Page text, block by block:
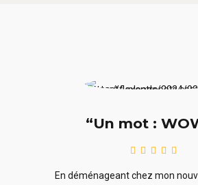
“Un mot :
En déménageant chez mon